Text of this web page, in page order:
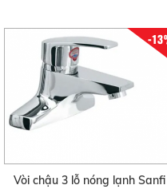
-
Vòi chậu 3 lỗ nóng lạnh Sanfi